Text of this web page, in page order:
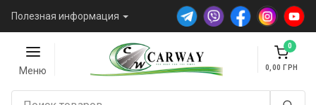
Полезная информация
Меню
0
0,00